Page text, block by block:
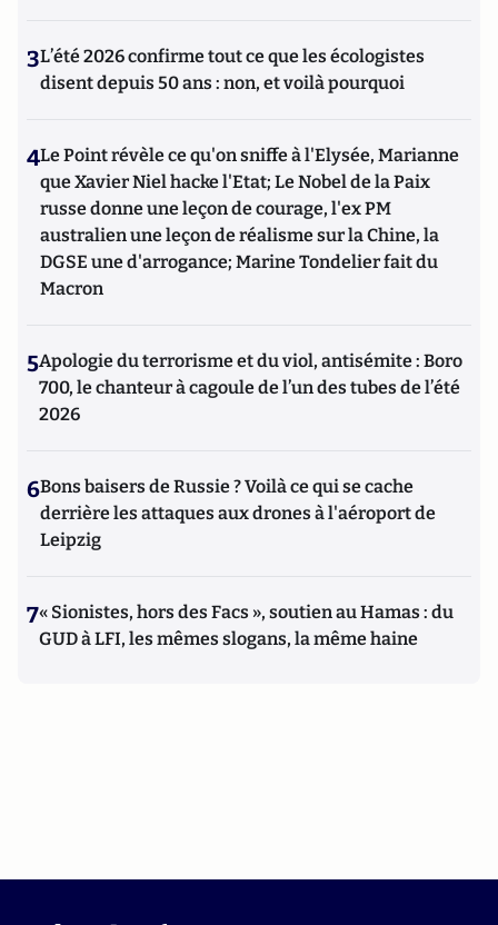
3L’été 2026 confirme tout ce que les écologistes
disent depuis 50 ans : non, et voilà pourquoi
4Le Point révèle ce qu'on sniffe à l'Elysée, Marianne
que Xavier Niel hacke l'Etat; Le Nobel de la Paix
russe donne une leçon de courage, l'ex PM
australien une leçon de réalisme sur la Chine, la
DGSE une d'arrogance; Marine Tondelier fait du
Macron
5Apologie du terrorisme et du viol, antisémite : Boro
700, le chanteur à cagoule de l’un des tubes de l’été
2026
6Bons baisers de Russie ? Voilà ce qui se cache
derrière les attaques aux drones à l'aéroport de
Leipzig
7« Sionistes, hors des Facs », soutien au Hamas : du
GUD à LFI, les mêmes slogans, la même haine